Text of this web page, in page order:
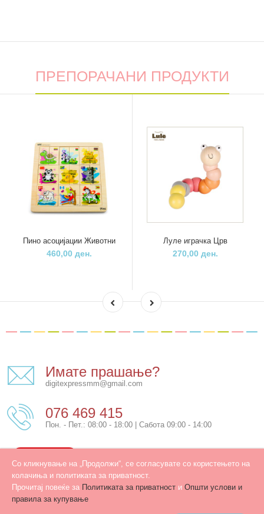
Со кликнување на „Продолжи“, се согласувате со користењето на
колачиња и политиката за приватност.
Прочитај повеќе за Политиката за приватност и Општи услови и
правила за купување
ПРЕПОРАЧАНИ ПРОДУКТИ
Пино асоцијации Животни
460,00 ден.
Луле играчка Црв
270,00 ден.
Имате прашање?
digitexpressmm@gmail.com
076 469 415
Пон. - Пет.: 08:00 - 18:00 | Сабота 09:00 - 14:00